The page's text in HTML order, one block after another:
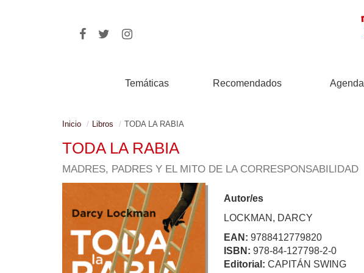
Temáticas Recomendados Agenda
Inicio Libros TODA LA RABIA
TODA LA RABIA
MADRES, PADRES Y EL MITO DE LA CORRESPONSABILIDAD
Autor/es
LOCKMAN, DARCY
EAN: 9788412779820
ISBN: 978-84-127798-2-0
Editorial: CAPITÁN SWING